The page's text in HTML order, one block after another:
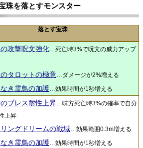
珠を落とすモンスター
落とす宝珠
攻撃呪文強化…死亡時3%で呪文の威力アップ
タロットの極意…ダメージが2%増える
き霊鳥の加護…効果時間が1秒増える
ブレス耐性上昇…味方死亡時3%の確率で自分
上昇
ングドリームの戦域…効果範囲0.3m増える
き霊鳥の加護…効果時間が1秒増える